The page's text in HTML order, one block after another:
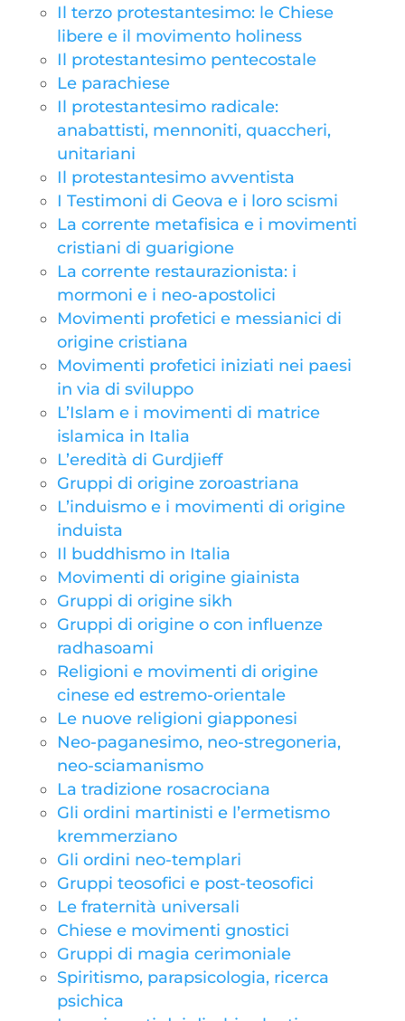
Il terzo protestantesimo: le Chiese
libere e il movimento holiness
Il protestantesimo pentecostale
Le parachiese
Il protestantesimo radicale:
anabattisti, mennoniti, quaccheri,
unitariani
Il protestantesimo avventista
I Testimoni di Geova e i loro scismi
La corrente metafisica e i movimenti
cristiani di guarigione
La corrente restaurazionista: i
mormoni e i neo-apostolici
Movimenti profetici e messianici di
origine cristiana
Movimenti profetici iniziati nei paesi
in via di sviluppo
L’Islam e i movimenti di matrice
islamica in Italia
L’eredità di Gurdjieff
Gruppi di origine zoroastriana
L’induismo e i movimenti di origine
induista
Il buddhismo in Italia
Movimenti di origine giainista
Gruppi di origine sikh
Gruppi di origine o con influenze
radhasoami
Religioni e movimenti di origine
cinese ed estremo-orientale
Le nuove religioni giapponesi
Neo-paganesimo, neo-stregoneria,
neo-sciamanismo
La tradizione rosacrociana
Gli ordini martinisti e l’ermetismo
kremmerziano
Gli ordini neo-templari
Gruppi teosofici e post-teosofici
Le fraternità universali
Chiese e movimenti gnostici
Gruppi di magia cerimoniale
Spiritismo, parapsicologia, ricerca
psichica